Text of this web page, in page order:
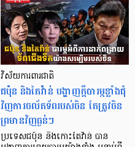
វិស័យការពារជាតិ
ជប៉ុន និងតៃវ៉ាន់ បង្ហាញក្ដីបារម្ភខ្លាំងជុំ
វិញការចល័តទ័ពរបស់ចិន តែត្រូវចិន
ព្រមានវិញធ្ងន់ៗ
ប្រទេសជប៉ុន និងកោះតៃវ៉ាន់ បាន